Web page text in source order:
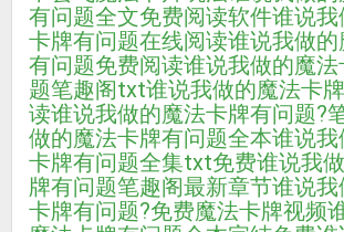
有问题全文免费阅读软件谁说
卡牌有问题在线阅读谁说我做
有问题免费阅读谁说我做的魔法
题笔趣阁txt谁说我做的魔法卡
读谁说我做的魔法卡牌有问题?
做的魔法卡牌有问题全本谁说
卡牌有问题全集txt免费谁说我
牌有问题笔趣阁最新章节谁说
卡牌有问题?免费魔法卡牌视频